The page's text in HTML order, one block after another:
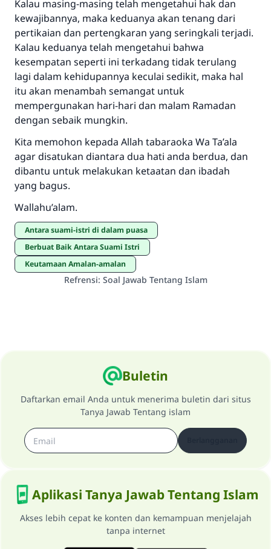
Kalau masing-masing telah mengetahui hak dan
kewajibannya, maka keduanya akan tenang dari
pertikaian dan pertengkaran yang seringkali terjadi.
Kalau keduanya telah mengetahui bahwa
kesempatan seperti ini terkadang tidak terulang
lagi dalam kehidupannya keculai sedikit, maka hal
itu akan menambah semangat untuk
mempergunakan hari-hari dan malam Ramadan
dengan sebaik mungkin.
Kita memohon kepada Allah tabaraoka Wa Ta’ala
agar disatukan diantara dua hati anda berdua, dan
dibantu untuk melakukan ketaatan dan ibadah
yang bagus.
Wallahu’alam.
antara suami-istri di dalam puasa
Berbuat Baik Antara Suami Istri
Keutamaan Amalan-amalan
Refrensi: Soal Jawab Tentang Islam
Buletin
Daftarkan email Anda untuk menerima buletin dari situs
Tanya Jawab Tentang islam
Aplikasi Tanya Jawab Tentang Islam
Akses lebih cepat ke konten dan kemampuan menjelajah
tanpa internet